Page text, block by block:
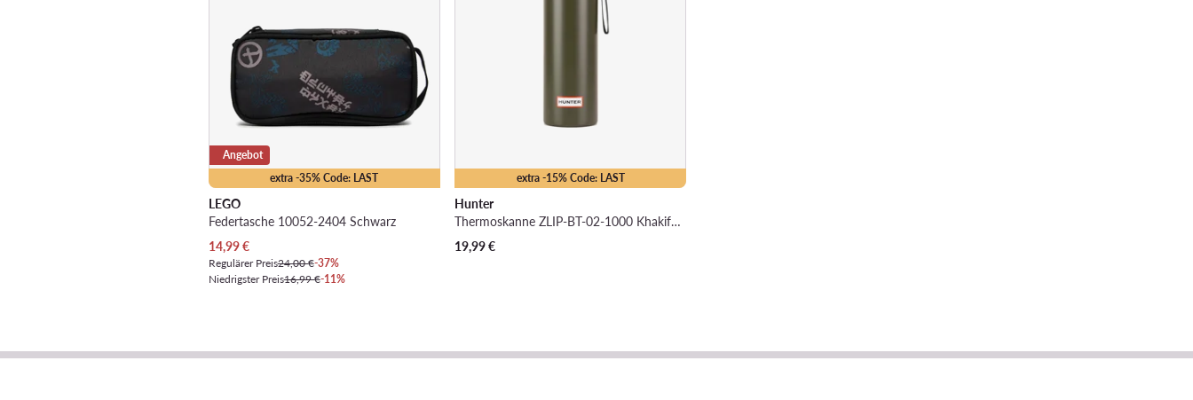
extra -35% Code: LAST
Angebot
LEGO
Federtasche 10052-2404 Schwarz
Aktueller Preis
14,99€
Regulärer Preis24,00 €-37%
Niedrigster Preis16,99 €-11%
extra -15% Code: LAST
Hunter
Thermoskanne ZLIP-BT-02-1000 Khakifarben
19,99€